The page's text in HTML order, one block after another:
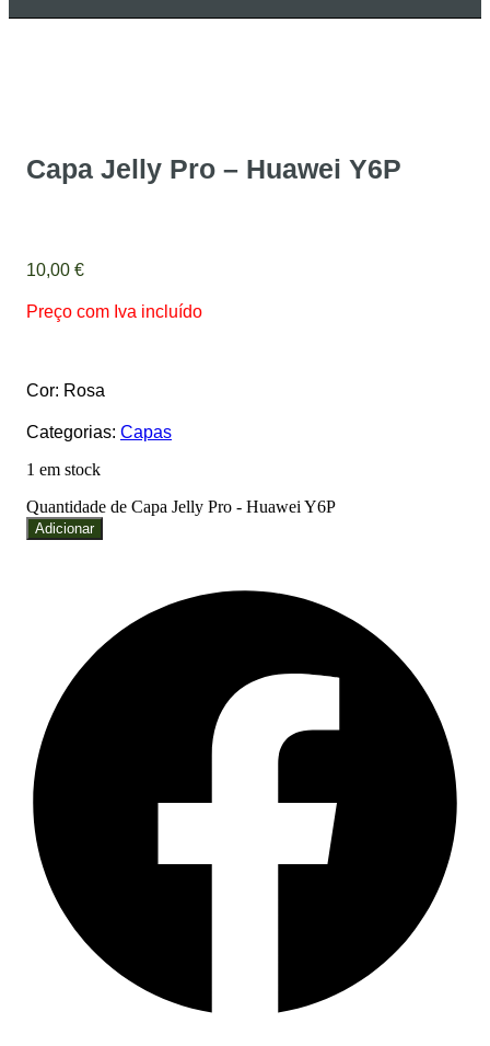
Capa Jelly Pro – Huawei Y6P
10,00 €
Preço com Iva incluído
Cor: Rosa
Categorias: Capas
1 em stock
Quantidade de Capa Jelly Pro - Huawei Y6P
Adicionar